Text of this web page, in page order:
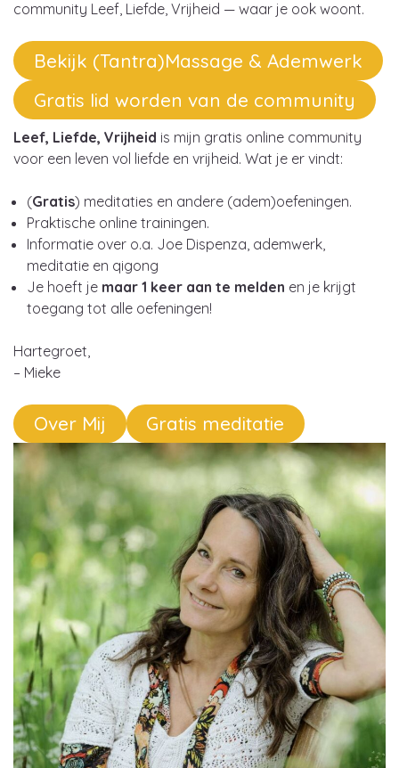
community Leef, Liefde, Vrijheid — waar je ook woont.
Bekijk (Tantra)Massage & Ademwerk
Gratis lid worden van de community
Leef, Liefde, Vrijheid is mijn gratis online community
voor een leven vol liefde en vrijheid. Wat je er vindt:
(Gratis) meditaties en andere (adem)oefeningen.
Praktische online trainingen.
Informatie over o.a. Joe Dispenza, ademwerk,
meditatie en qigong
Je hoeft je maar 1 keer aan te melden en je krijgt
toegang tot alle oefeningen!
Hartegroet,
– Mieke
Over Mij Gratis meditatie